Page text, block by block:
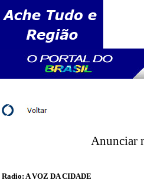
Anunciar
Radio: A VOZ DA CIDADE